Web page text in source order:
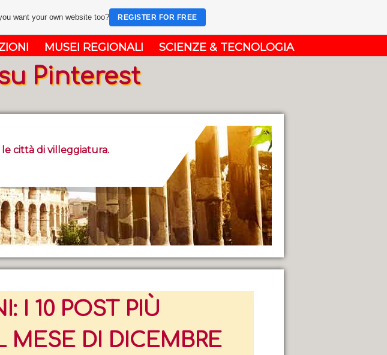
MUSEI REGIONALI SCIENZE & TECNOLOGIA
Pinterest
città di villeggiatura.
I 10 POST PIÙ
MESE DI DICEMBRE
want your own website too? REGISTER FOR FREE